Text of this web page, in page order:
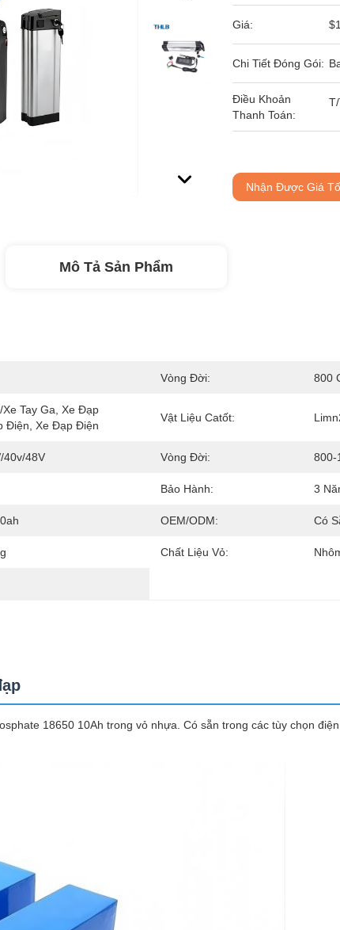
Giá:
Chi Tiết Đóng Gói:
Điều Khoản
Thanh Toán:
Nhận Được Giá
Mô Tả Sản Phẩm
Vòng Đời: 800
Tay Ga, Xe Đạp
Điện, Xe Đạp Điện
Vật Liệu Catốt:
40v/48V Vòng Đời: 800-
Bảo Hành: 3
OEM/ODM: Có
Chất Liệu Vỏ:
18650 10Ah trong vỏ nhựa. Có sẵn trong các tùy chọn điện